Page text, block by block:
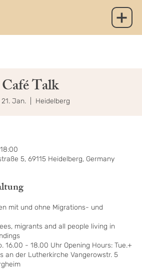
Café Talk
21. Jan.
  |
Heidelberg
5, 69115 Heidelberg, Germany
mit und ohne Migrations- und
migrants and all people living in
16.00 - 18.00 Uhr Opening Hours: Tue.+
an der Lutherkirche Vangerowstr. 5